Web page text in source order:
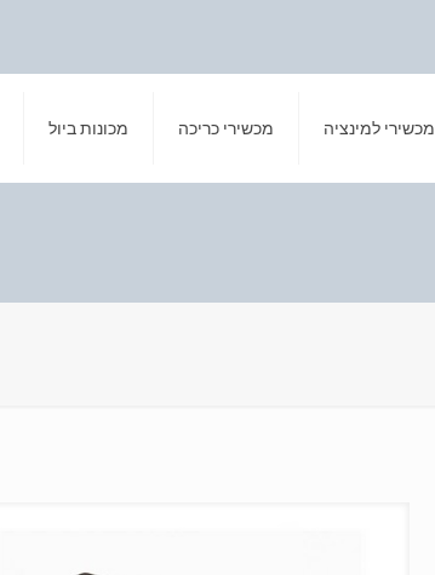
מכשירי למינציה מכשירי כריכה מכונות ביול